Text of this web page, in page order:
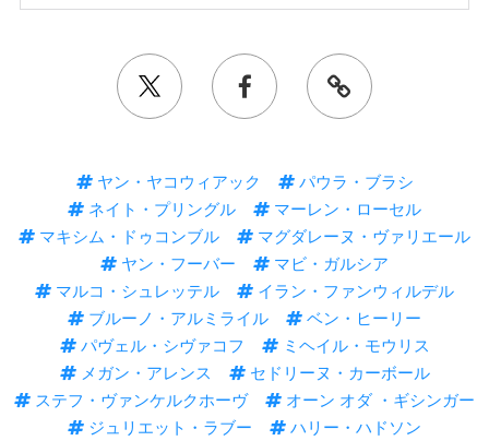
ヤン・ヤコウィアック
パウラ・ブラシ
ネイト・プリングル
マーレン・ローセル
マキシム・ドゥコンブル
マグダレーヌ・ヴァリエール
ヤン・フーバー
マビ・ガルシア
マルコ・シュレッテル
イラン・ファンウィルデル
ブルーノ・アルミライル
ベン・ヒーリー
パヴェル・シヴァコフ
ミヘイル・モウリス
メガン・アレンス
セドリーヌ・カーボール
ステフ・ヴァンケルクホーヴ
オーン オダ ・ギシンガー
ジュリエット・ラブー
ハリー・ハドソン